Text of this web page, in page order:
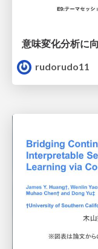
rudorudo11